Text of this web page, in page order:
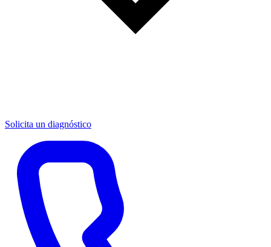
Solicita un diagnóstico